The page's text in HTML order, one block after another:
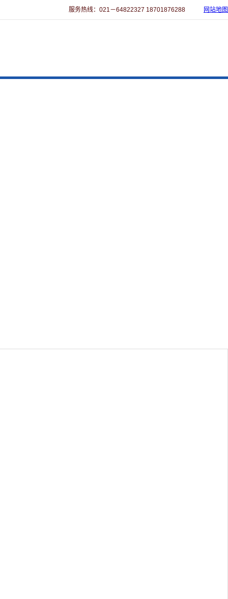
服务热线：021－64822327 18701876288 网站地图